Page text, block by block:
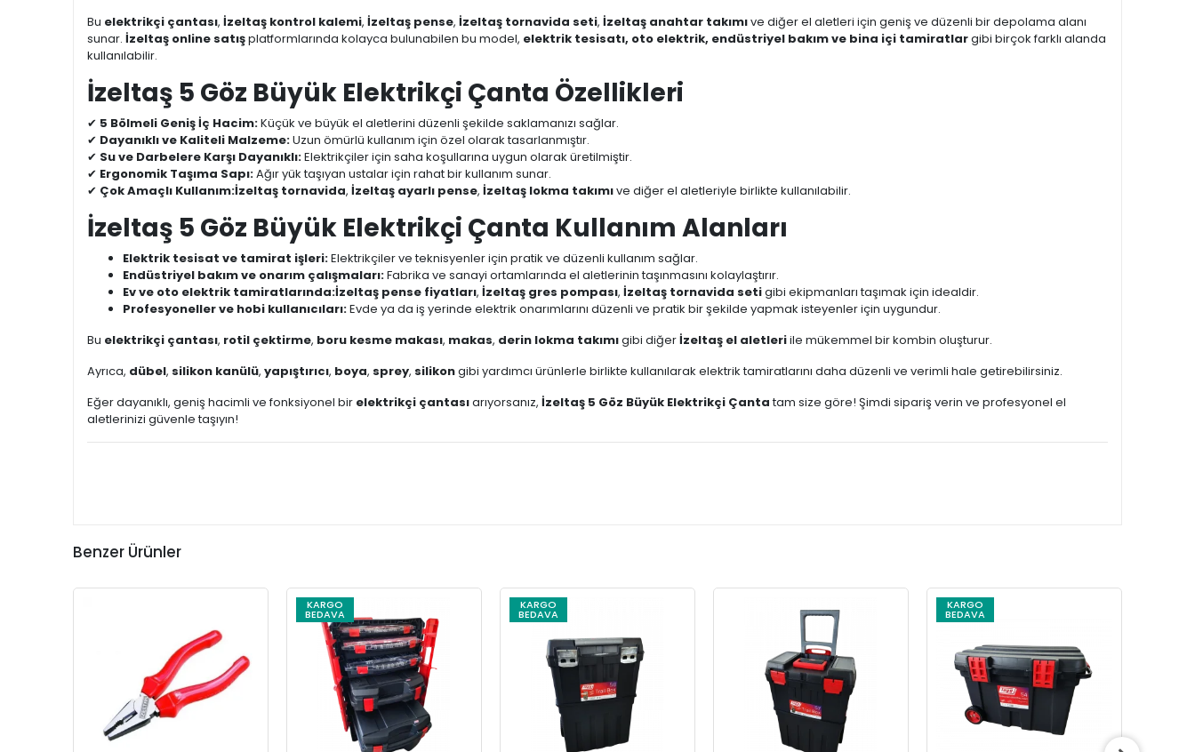
Bu elektrikçi çantası, İzeltaş kontrol kalemi, İzeltaş pense, İzeltaş tornavida seti, İzeltaş anahtar takımıve diğer el aletleri için geniş ve düzenli bir depolama alanı
sunar. İzeltaş online satışplatformlarında kolayca bulunabilen bu model, elektrik tesisatı, oto elektrik, endüstriyel bakım ve bina içi tamiratlargibi birçok farklı alanda
kullanılabilir.
İzeltaş 5 Göz Büyük Elektrikçi Çanta Özellikleri
✔ 5 Bölmeli Geniş İç Hacim:Küçük ve büyük el aletlerini düzenli şekilde saklamanızı sağlar.
✔ Dayanıklı ve Kaliteli Malzeme:Uzun ömürlü kullanım için özel olarak tasarlanmıştır.
✔ Su ve Darbelere Karşı Dayanıklı:Elektrikçiler için saha koşullarına uygun olarak üretilmiştir.
✔ Ergonomik Taşıma Sapı:Ağır yük taşıyan ustalar için rahat bir kullanım sunar.
✔ Çok Amaçlı Kullanım:İzeltaş tornavida, İzeltaş ayarlı pense, İzeltaş lokma takımıve diğer el aletleriyle birlikte kullanılabilir.
İzeltaş 5 Göz Büyük Elektrikçi Çanta Kullanım Alanları
Elektrik tesisat ve tamirat işleri:Elektrikçiler ve teknisyenler için pratik ve düzenli kullanım sağlar.
Endüstriyel bakım ve onarım çalışmaları:Fabrika ve sanayi ortamlarında el aletlerinin taşınmasını kolaylaştırır.
Ev ve oto elektrik tamiratlarında:İzeltaş pense fiyatları, İzeltaş gres pompası, İzeltaş tornavida setigibi ekipmanları taşımak için idealdir.
Profesyoneller ve hobi kullanıcıları:Evde ya da iş yerinde elektrik onarımlarını düzenli ve pratik bir şekilde yapmak isteyenler için uygundur.
Bu elektrikçi çantası, rotil çektirme, boru kesme makası, makas, derin lokma takımıgibi diğerİzeltaş el aletleriile mükemmel bir kombin oluşturur.
Ayrıca, dübel, silikon kanülü, yapıştırıcı, boya, sprey, silikongibi yardımcı ürünlerle birlikte kullanılarak elektrik tamiratlarını daha düzenli ve verimli hale getirebilirsiniz.
Eğer dayanıklı, geniş hacimli ve fonksiyonel bir elektrikçi çantasıarıyorsanız, İzeltaş 5 Göz Büyük Elektrikçi Çantatam size göre! Şimdi sipariş verin ve profesyonel el
aletlerinizi güvenle taşıyın!
Benzer Ürünler
KARGO
BEDAVA
KARGO
BEDAVA
KARGO
BEDAVA